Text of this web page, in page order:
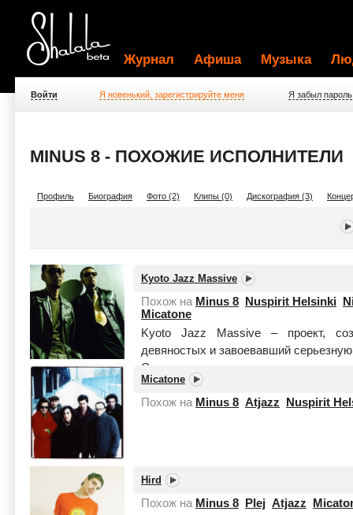
Журнал Афиша Музыка
Войти Я новенький, зарегистрируйте меня Я забыл пароль
MINUS 8 - ПОХОЖИЕ ИСПОЛНИТЕЛИ
Профиль Биография Фото (2) Клипы (0) Дискография (3)
Kyoto Jazz Massive
Похож на Minus 8 Nuspirit Helsinki
Micatone
Kyoto Jazz Massive – проект,
девяностых и завоевавший
С самого начала их совместное
чувственная...
Micatone
Похож на Minus 8 Atjazz Nuspirit
Hird
Похож на Minus 8 Plej Atjazz